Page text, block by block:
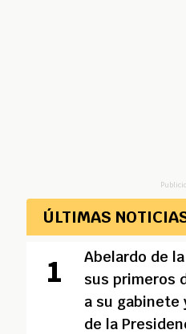
ÚLTIMAS
Abelardo de
sus primeros
a su gabinete
de la